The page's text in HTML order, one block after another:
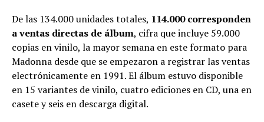
De las 134.000 unidades totales, 114.000 corresponden
a ventas directas de álbum, cifra que incluye 59.000
copias en vinilo, la mayor semana en este formato para
Madonna desde que se empezaron a registrar las ventas
electrónicamente en 1991. El álbum estuvo disponible
en 15 variantes de vinilo, cuatro ediciones en CD, una en
casete y seis en descarga digital.